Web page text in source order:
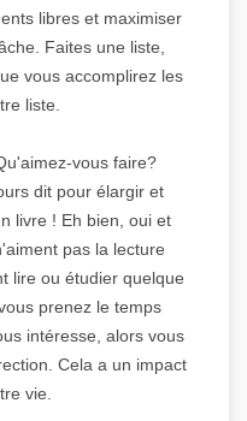
libres et maximiser
Faites une liste,
vous accomplirez les
liste.
vous faire?
dit pour élargir et
livre ! Eh bien, oui et
pas la lecture
lire ou étudier quelque
prenez le temps
intéresse, alors vous
Cela a un impact
vie.